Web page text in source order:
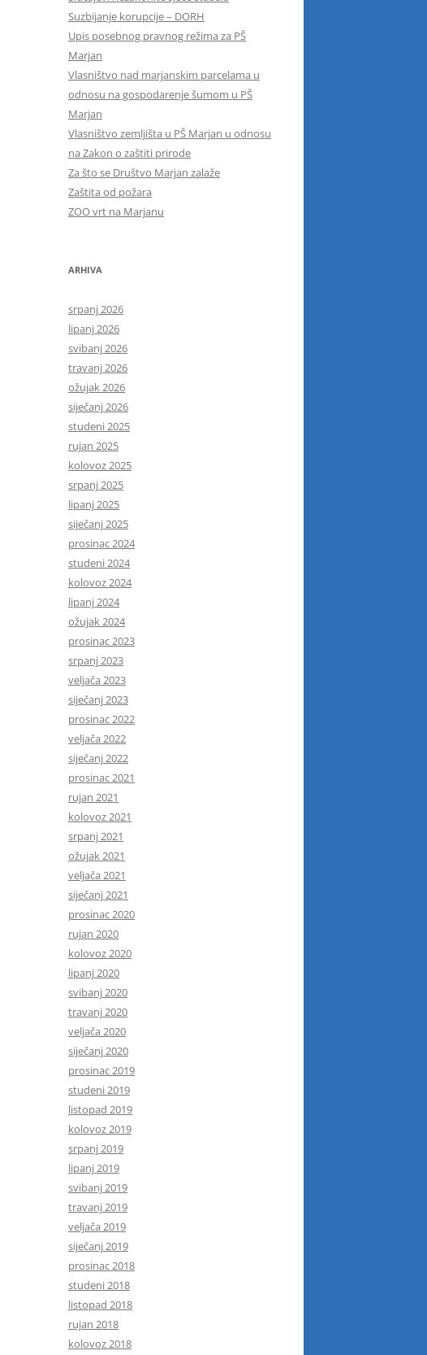
Suzbijanje korupcije – DORH
Upis posebnog pravnog režima za PŠ
Marjan
Vlasništvo nad marjanskim parcelama u
odnosu na gospodarenje šumom u PŠ
Marjan
Vlasništvo zemljišta u PŠ Marjan u odnosu
na Zakon o zaštiti prirode
Za što se Društvo Marjan zalaže
Zaštita od požara
ZOO vrt na Marjanu
ARHIVA
srpanj 2026
lipanj 2026
svibanj 2026
travanj 2026
ožujak 2026
siječanj 2026
studeni 2025
rujan 2025
kolovoz 2025
srpanj 2025
lipanj 2025
siječanj 2025
prosinac 2024
studeni 2024
kolovoz 2024
lipanj 2024
ožujak 2024
prosinac 2023
srpanj 2023
veljača 2023
siječanj 2023
prosinac 2022
veljača 2022
siječanj 2022
prosinac 2021
rujan 2021
kolovoz 2021
srpanj 2021
ožujak 2021
veljača 2021
siječanj 2021
prosinac 2020
rujan 2020
kolovoz 2020
lipanj 2020
svibanj 2020
travanj 2020
veljača 2020
siječanj 2020
prosinac 2019
studeni 2019
listopad 2019
kolovoz 2019
srpanj 2019
lipanj 2019
svibanj 2019
travanj 2019
veljača 2019
siječanj 2019
prosinac 2018
studeni 2018
listopad 2018
rujan 2018
kolovoz 2018